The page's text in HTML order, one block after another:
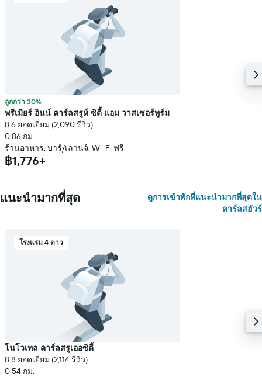
ถูกกว่า 30%
พรีเมียร์ อินน์ คาร์ลสรูห์ ซิตี้ แอม วาสเซอร์ทูร์ม
8.6 ยอดเยี่ยม (2,090 รีวิว)
0.86 กม.
ร้านอาหาร, บาร์/เลานจ์, Wi-Fi ฟรี
฿1,776+
แนะนำมากที่สุด
ดูการเข้าพักที่แนะนำมากที่สุดใน
คาร์ลสฮัวร์
โรงแรม 4 ดาว
โนโวเทล คาร์ลสรูเออซิตี้
8.8 ยอดเยี่ยม (2,114 รีวิว)
0.54 กม.